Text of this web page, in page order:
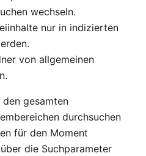
wechseln.
nur in indizierten
von allgemeinen
den gesamten
durchsuchen
für den Moment
die Suchparameter